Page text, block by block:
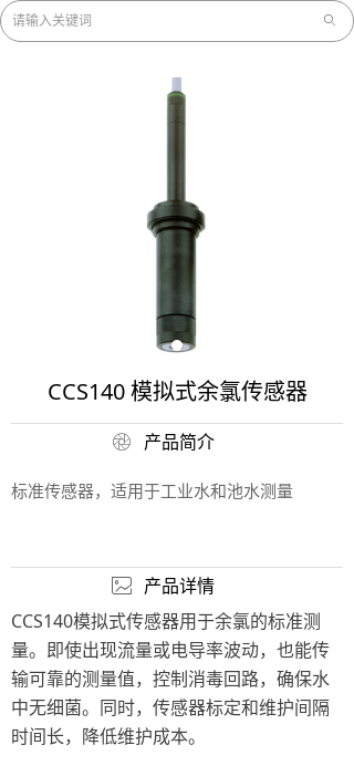
ꄙ
CCS140 模拟式余氯传感器
产品简介
标准传感器，适用于工业水和池水测量
产品详情
CCS140模拟式传感器用于余氯的标准测
量。即使出现流量或电导率波动，也能传
输可靠的测量值，控制消毒回路，确保水
中无细菌。同时，传感器标定和维护间隔
时间长，降低维护成本。
ꁵ
ꂈ